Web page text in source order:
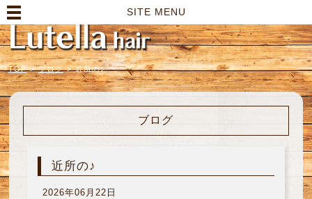
SITE MENU
TOP > ブログ > 近所の♪
ブログ
近所の♪
2026年06月22日